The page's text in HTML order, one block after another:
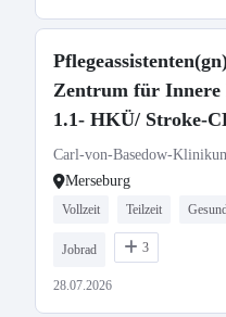
Zentrum für Innere
1.1- HKÜ/ Stroke-
Carl-von-Basedow-
Merseburg
Vollzeit Teilzeit
Jobrad 3
28.07.2026